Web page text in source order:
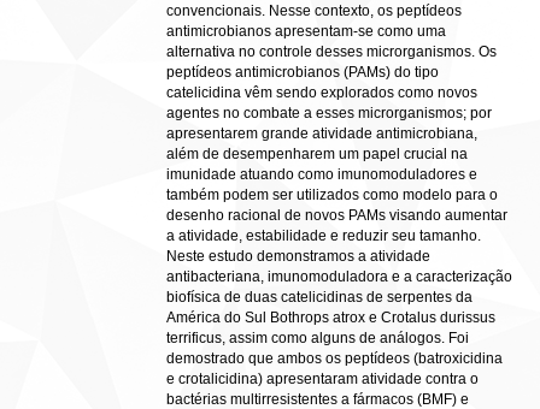
convencionais. Nesse contexto, os peptídeos
antimicrobianos apresentam-se como uma
alternativa no controle desses microrganismos. Os
peptídeos antimicrobianos (PAMs) do tipo
catelicidina vêm sendo explorados como novos
agentes no combate a esses microrganismos; por
apresentarem grande atividade antimicrobiana,
além de desempenharem um papel crucial na
imunidade atuando como imunomoduladores e
também podem ser utilizados como modelo para o
desenho racional de novos PAMs visando aumentar
a atividade, estabilidade e reduzir seu tamanho.
Neste estudo demonstramos a atividade
antibacteriana, imunomoduladora e a caracterização
biofísica de duas catelicidinas de serpentes da
América do Sul Bothrops atrox e Crotalus durissus
terrificus, assim como alguns de análogos. Foi
demostrado que ambos os peptídeos (batroxicidina
e crotalicidina) apresentaram atividade contra o
bactérias multirresistentes a fármacos (BMF) e